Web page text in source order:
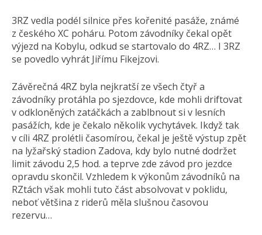
3RZ vedla podél silnice přes kořenité pasáže, známé
z českého XC poháru. Potom závodníky čekal opět
výjezd na Kobylu, odkud se startovalo do 4RZ… I 3RZ
se povedlo vyhrát Jiřímu Fikejzovi.
Závěrečná 4RZ byla nejkratší ze všech čtyř a
závodníky protáhla po sjezdovce, kde mohli driftovat
v odkloněných zatáčkách a zablbnout si v lesních
pasážích, kde je čekalo několik vychytávek. Ikdyž tak
v cíli 4RZ prolétli časomírou, čekal je ještě výstup zpět
na lyžařský stadion Zadova, kdy bylo nutné dodržet
limit závodu 2,5 hod. a teprve zde závod pro jezdce
opravdu skončil. Vzhledem k výkonům závodníků na
RZtách však mohli tuto část absolvovat v poklidu,
neboť většina z riderů měla slušnou časovou
rezervu…